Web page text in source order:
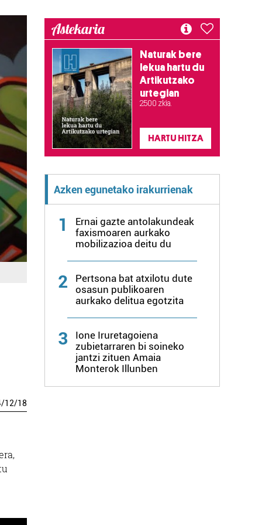
/12/18
Astekaria
Naturak bere
lekua hartu du
Artikutzako
urtegian
2.500 zkia.
HARTU HITZA
Azken egunetako irakurrienak
1
Ernai gazte antolakundeak
faxismoaren aurkako
mobilizazioa deitu du
2
Pertsona bat atxilotu dute
osasun publikoaren
aurkako delitua egotzita
3
Ione Iruretagoiena
zubietarraren bi soineko
jantzi zituen Amaia
Monterok Illunben